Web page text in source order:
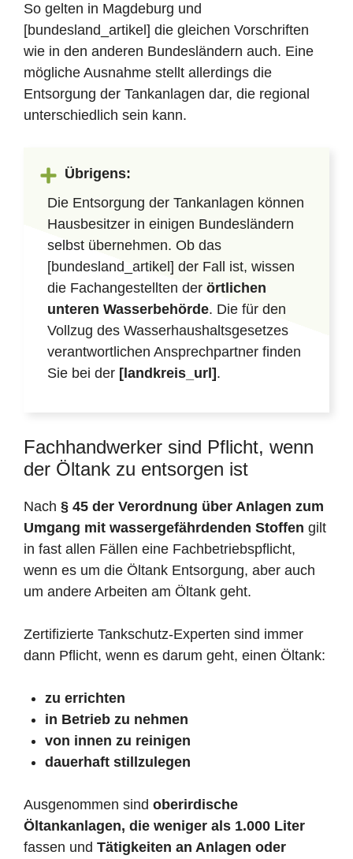
So gelten in Magdeburg und
[bundesland_artikel] die gleichen Vorschriften
wie in den anderen Bundesländern auch. Eine
mögliche Ausnahme stellt allerdings die
Entsorgung der Tankanlagen dar, die regional
unterschiedlich sein kann.
Übrigens:
Die Entsorgung der Tankanlagen können
Hausbesitzer in einigen Bundesländern
selbst übernehmen. Ob das
[bundesland_artikel] der Fall ist, wissen
die Fachangestellten der örtlichen
unteren Wasserbehörde. Die für den
Vollzug des Wasserhaushaltsgesetzes
verantwortlichen Ansprechpartner finden
Sie bei der [landkreis_url] .
Fachhandwerker sind Pflicht, wenn
der Öltank zu entsorgen ist
Nach § 45 der Verordnung über Anlagen zum
Umgang mit wassergefährdenden Stoffen gilt
in fast allen Fällen eine Fachbetriebspflicht,
wenn es um die Öltank Entsorgung, aber auch
um andere Arbeiten am Öltank geht.
Zertifizierte Tankschutz-Experten sind immer
dann Pflicht, wenn es darum geht, einen Öltank:
zu errichten
in Betrieb zu nehmen
von innen zu reinigen
dauerhaft stillzulegen
Ausgenommen sind oberirdische
Öltankanlagen, die weniger als 1.000 Liter
fassen und Tätigkeiten an Anlagen oder